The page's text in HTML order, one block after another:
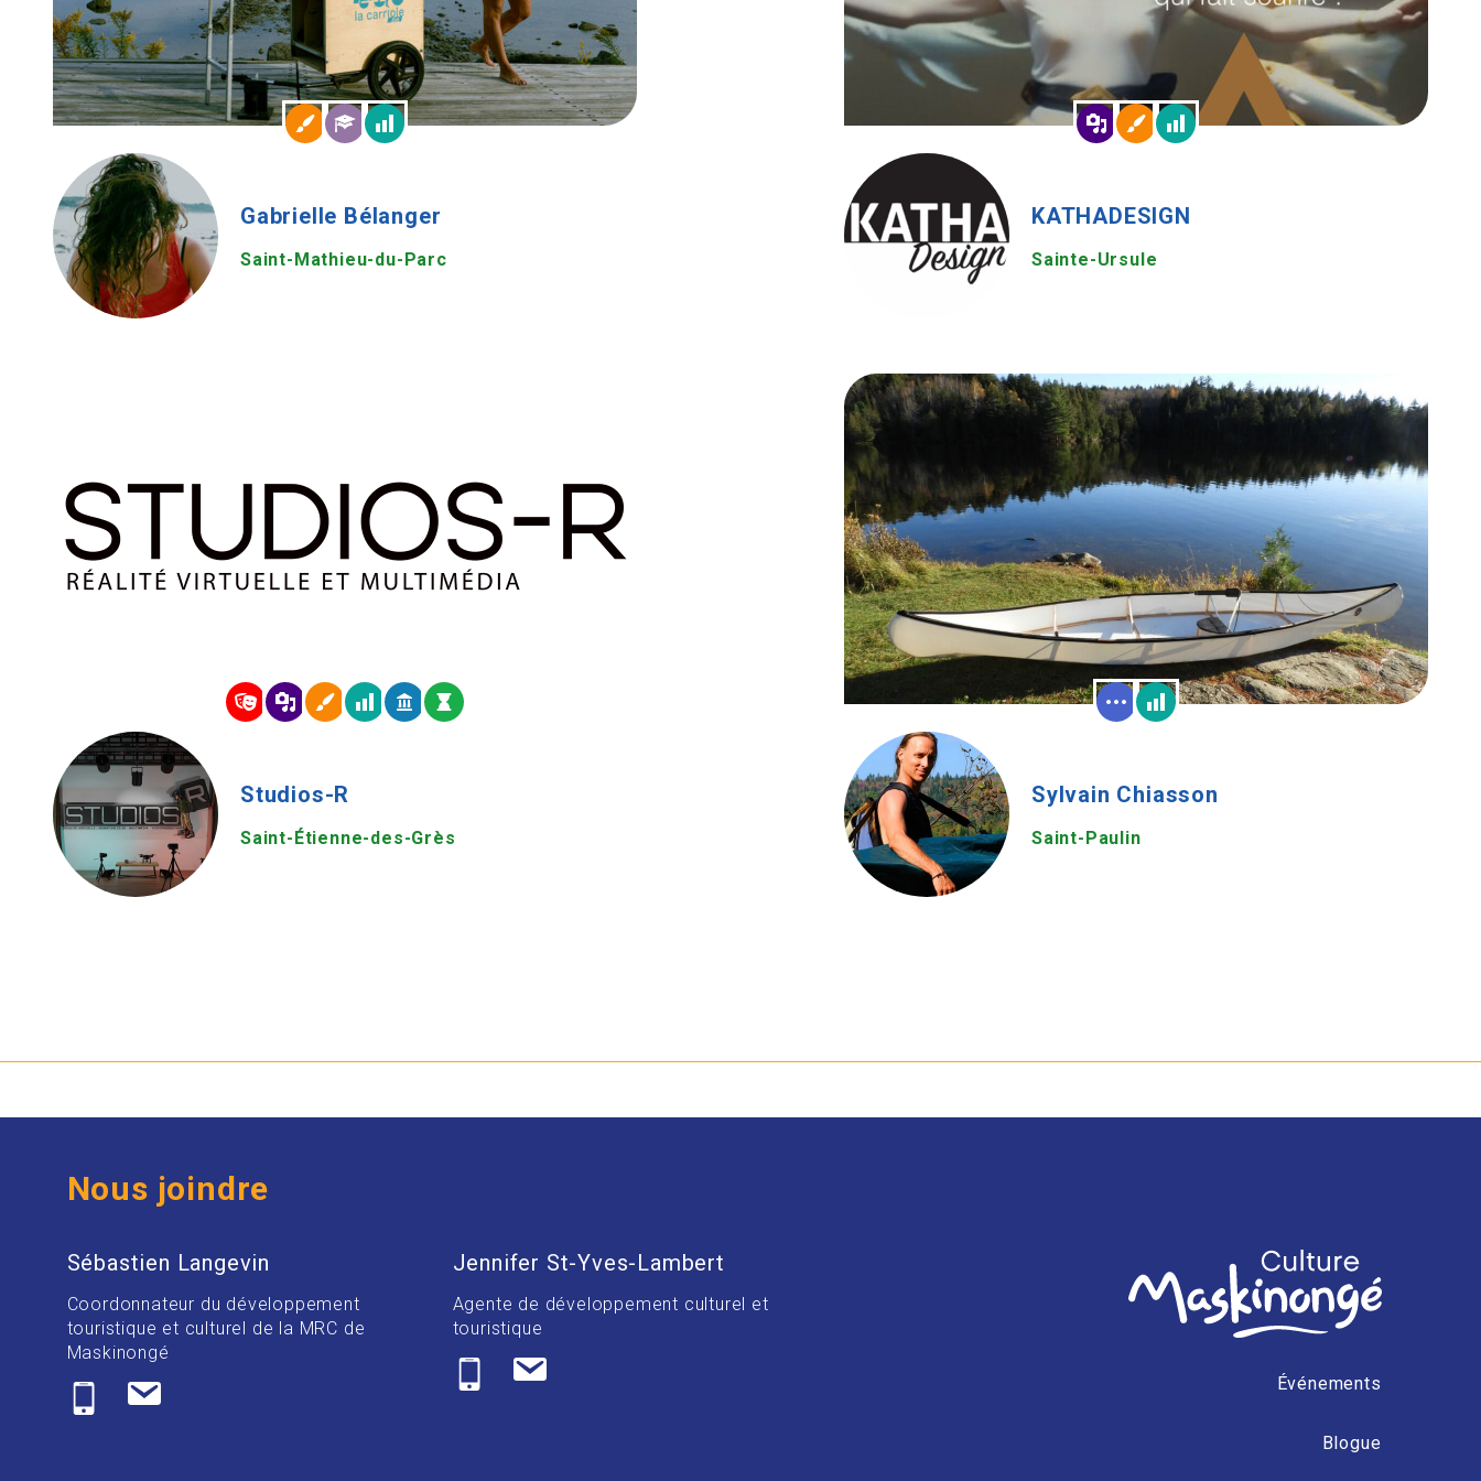
Gabrielle Bélanger
Saint-Mathieu-du-Parc
KATHADESIGN
Sainte-Ursule
Studios-R
Saint-Étienne-des-Grès
Sylvain Chiasson
Saint-Paulin
Nous joindre
Sébastien Langevin
Coordonnateur du développement
touristique et culturel de la MRC de
Maskinongé
Jennifer St-Yves-Lambert
Agente de développement culturel et
touristique
Événements
Blogue